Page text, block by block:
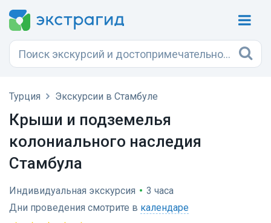
Турция Экскурсии в Стамбуле
Крыши и подземелья
колониального наследия
Стамбула
Индивидуальная экскурсия • 3 часа
Дни проведения смотрите в календаре